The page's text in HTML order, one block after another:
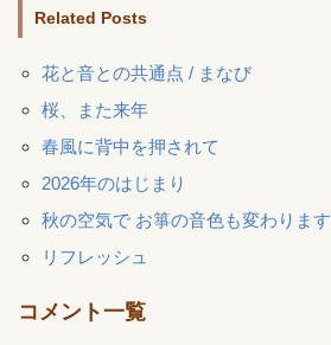
Related Posts
花と音との共通点 / まなび
桜、また来年
春風に背中を押されて
2026年のはじまり
秋の空気で お箏の音色も変わります
リフレッシュ
コメント一覧